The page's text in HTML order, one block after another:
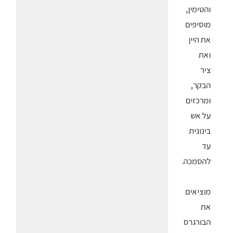
והטימין,
מוסיפים
את היין
ואת
ציר
הבקר,
ומרכזים
על אש
בינונית
עד
להסמכה.
מוציאים
את
הבורגרס